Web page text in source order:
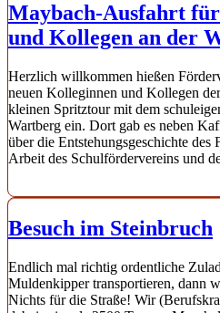
Maybach-Ausfahrt
und Kollegen an der
Herzlich willkommen hießen
neuen Kolleginnen und Kollegen
kleinen Spritztour mit dem
Wartberg ein. Dort gab es neben
über die Entstehungsgeschichte des
Arbeit des Schulfördervereins und
Besuch im Steinbruch
Endlich mal richtig ordentliche
Muldenkipper transportieren, dann
Nichts für die Straße! Wir